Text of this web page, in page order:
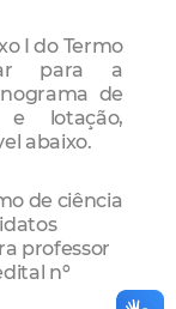
I do Termo
para a
de
e lotação,
abaixo.
de ciência
professor
nº